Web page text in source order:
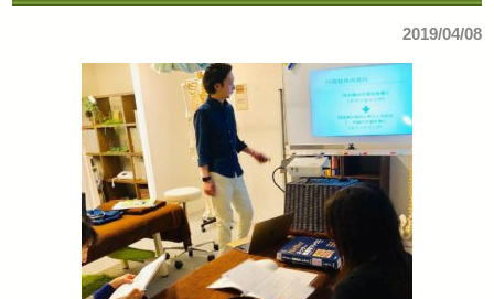
2019/04/08